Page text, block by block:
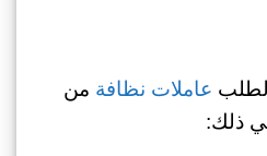
عاملات نظافة من
ذلك: